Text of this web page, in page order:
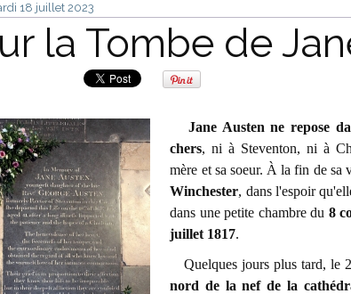
18 juillet 2023
la Tombe de
Jane Austen ne repose
chers, ni à Steventon, ni à
mère et sa soeur. À la fin de sa
Winchester, dans l'espoir
dans une petite chambre du 8
juillet 1817.
Quelques jours plus tard, le
nord de la nef de la